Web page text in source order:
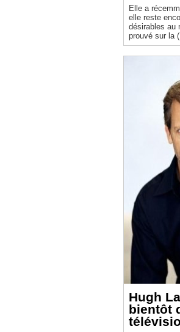
Elle a
elle reste
désirables au
prouvé sur la
Hugh
bientôt